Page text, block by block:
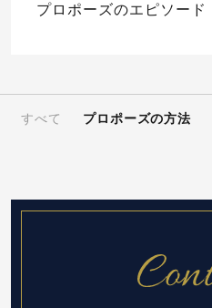
プロポーズのエピソード
すべて プロポーズの方法